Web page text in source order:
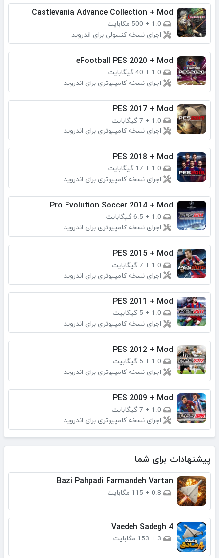
Castlevania Advance Collection + Mod
1.0
+ 500 مگابایت
اجرای نسخه کنسولی برای اندروید
eFootball PES 2020 + Mod
1.0
+ 40 گیگابایت
اجرای نسخه کامپیوتری برای اندروید
PES 2017 + Mod
1.0
+ 7 گیگابایت
اجرای نسخه کامپیوتری برای اندروید
PES 2018 + Mod
1.0
+ 17 گیگابایت
اجرای نسخه کامپیوتری برای اندروید
Pro Evolution Soccer 2014 + Mod
1.0
+ 6.5 گیگابایت
اجرای نسخه کامپیوتری برای اندروید
PES 2015 + Mod
1.0
+ 7 گیگابایت
اجرای نسخه کامپیوتری برای اندروید
PES 2011 + Mod
1.0
+ 5 گیگابیت
اجرای نسخه کامپیوتری برای اندروید
PES 2012 + Mod
1.0
+ 5 گیگابیت
اجرای نسخه کامپیوتری برای اندروید
PES 2009 + Mod
1.0
+ 7 گیگابایت
اجرای نسخه کامپیوتری برای اندروید
پیشنهادات برای شما
Bazi Pahpadi Farmandeh Vartan
0.8
+ 115 مگابایت
Vaedeh Sadegh 4
3
+ 153 مگابایت